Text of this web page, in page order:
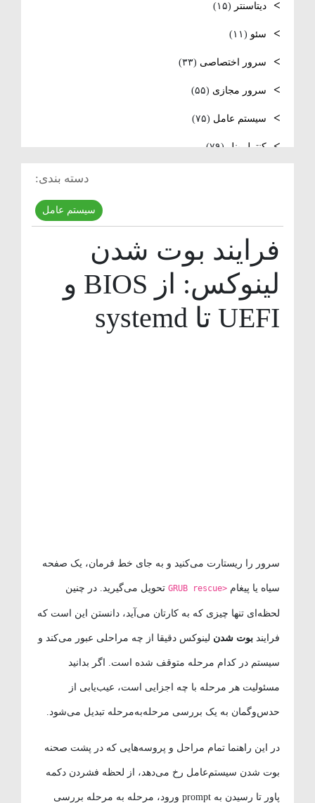
Windows Server
دیتاسنتر (۱۵)
سئو (۱۱)
سرور اختصاصی (۳۳)
سرور مجازی (۵۵)
سیستم عامل (۷۵)
کنترل پنل (۷۹)
هاست(۳۹)
وردپرس(۹)
ویدئو آموزشی(۱۵)
دسته بندی:
سیستم عامل
فرایند بوت شدن
لینوکس: از BIOS و
UEFI تا systemd
سرور را ریستارت می‌کنید و به جای خط فرمان، یک صفحه
سیاه یا پیغام GRUB rescue> تحویل می‌گیرید. در چنین
لحظه‌ای تنها چیزی که به کارتان می‌آید، دانستن این است که
فرایند بوت شدن لینوکس دقیقا از چه مراحلی عبور می‌کند و
سیستم در کدام مرحله متوقف شده است. اگر بدانید
مسئولیت هر مرحله با چه اجزایی است، عیب‌یابی از
حدس‌وگمان به یک بررسی مرحله‌به‌مرحله تبدیل می‌شود.
در این راهنما تمام مراحل و پروسه‌هایی که در پشت صحنه
بوت شدن سیستم‌عامل رخ می‌دهد، از لحظه فشردن دکمه
پاور تا رسیدن به prompt ورود، مرحله به مرحله بررسی